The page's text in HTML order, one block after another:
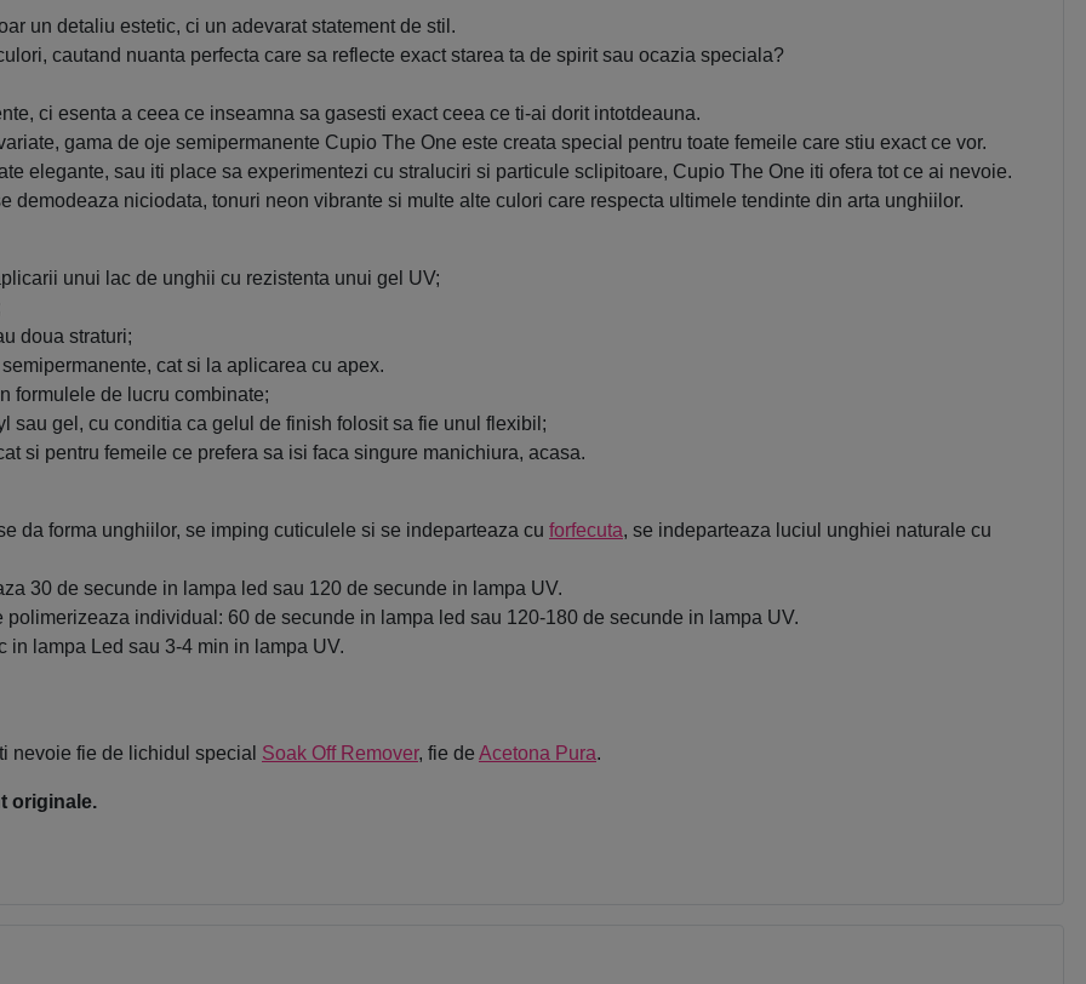
un detaliu estetic, ci un adevarat statement de stil.
cautand nuanta perfecta care sa reflecte exact starea ta de spirit sau ocazia speciala?
ci esenta a ceea ce inseamna sa gasesti exact ceea ce ti-ai dorit intotdeauna.
gama de oje semipermanente Cupio The One este creata special pentru toate femeile care stiu exact ce vor.
elegante, sau iti place sa experimentezi cu straluciri si particule sclipitoare, Cupio The One iti ofera tot ce ai nevoie.
demodeaza niciodata, tonuri neon vibrante si multe alte culori care respecta ultimele tendinte din arta unghiilor.
unui lac de unghii cu rezistenta unui gel UV;
doua straturi;
cat si la aplicarea cu apex.
formulele de lucru combinate;
sau gel, cu conditia ca gelul de finish folosit sa fie unul flexibil;
si pentru femeile ce prefera sa isi faca singure manichiura, acasa.
da forma unghiilor, se imping cuticulele si se indeparteaza cu forfecuta, se indeparteaza luciul unghiei naturale cu
30 de secunde in lampa led sau 120 de secunde in lampa UV.
individual: 60 de secunde in lampa led sau 120-180 de secunde in lampa UV.
in lampa Led sau 3-4 min in lampa UV.
nevoie fie de lichidul special Soak Off Remover, fie de Acetona Pura.
originale.